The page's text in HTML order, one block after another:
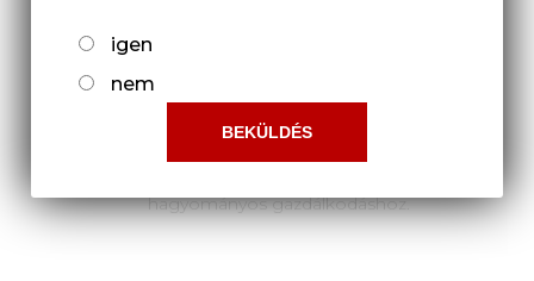
Az ELVORTI™ ASTRA
hagyományos gazdálkodáshoz.
igen
nem